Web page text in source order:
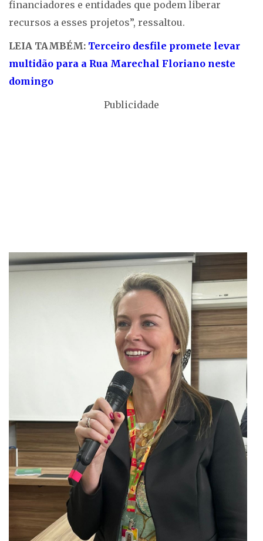
financiadores e entidades que podem liberar
recursos a esses projetos”, ressaltou.
LEIA TAMBÉM: Terceiro desfile promete levar
multidão para a Rua Marechal Floriano neste
domingo
Publicidade